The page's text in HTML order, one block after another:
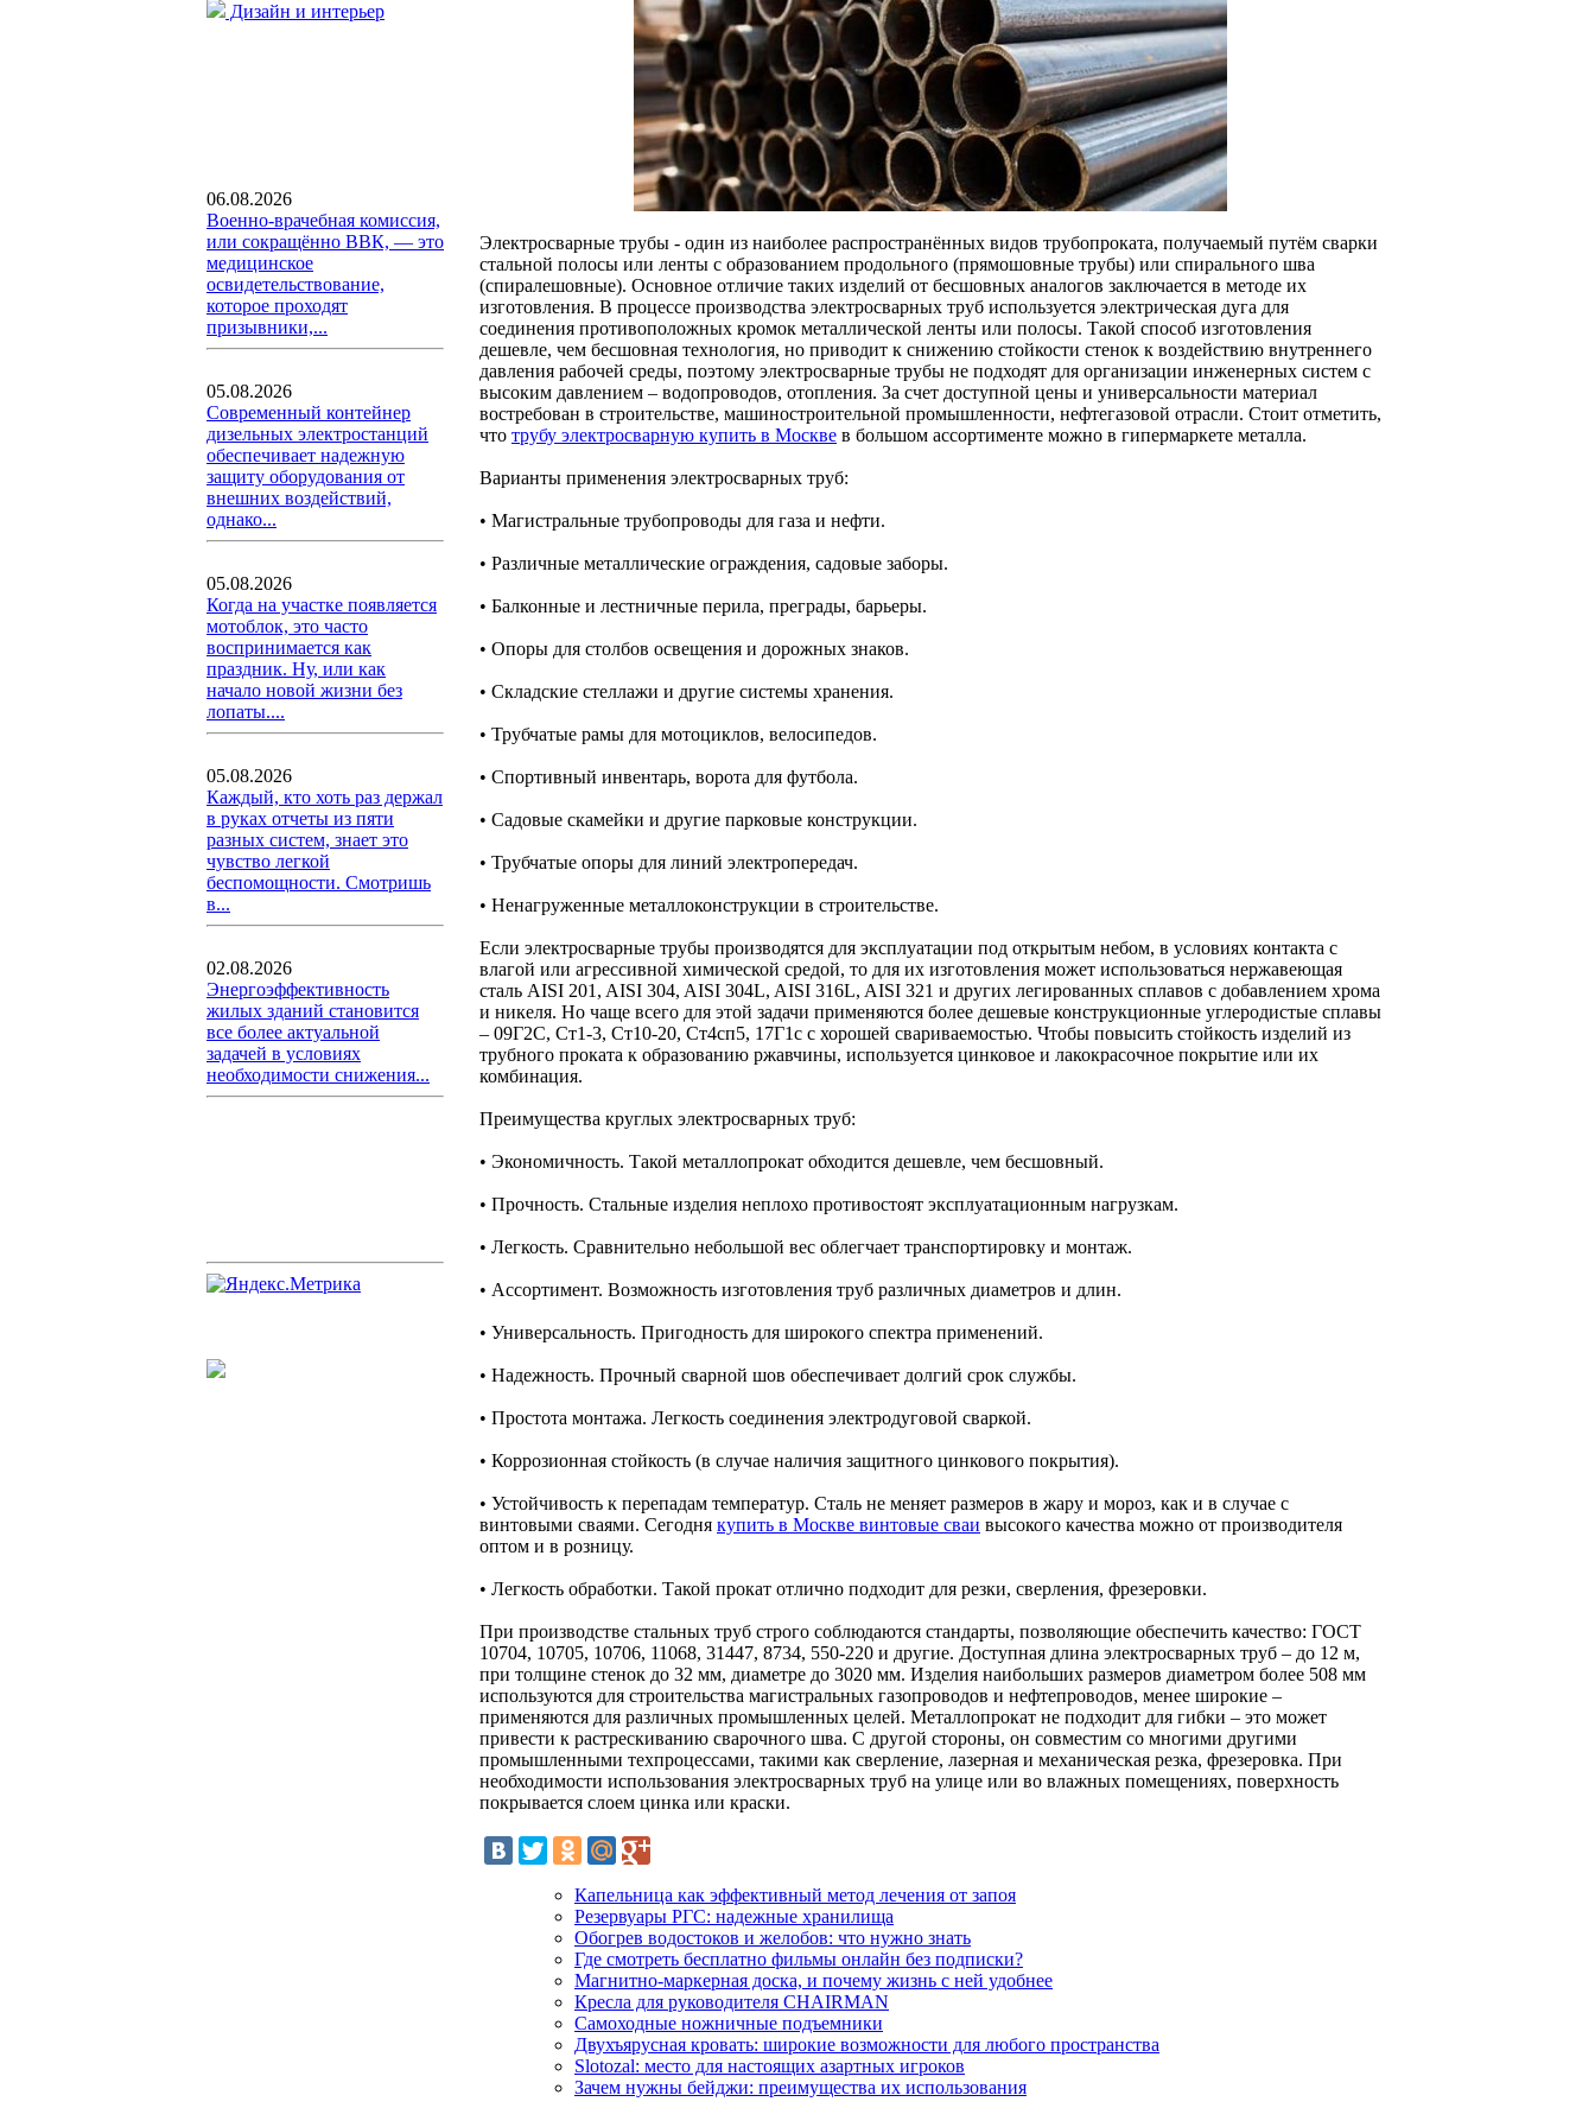
Дизайн и интерьер
06.08.2026
Военно-врачебная комиссия,
или сокращённо ВВК, — это
медицинское
освидетельствование,
которое проходят
призывники,...
05.08.2026
Современный контейнер
дизельных электростанций
обеспечивает надежную
защиту оборудования от
внешних воздействий,
однако...
05.08.2026
Когда на участке появляется
мотоблок, это часто
воспринимается как
праздник. Ну, или как
начало новой жизни без
лопаты....
05.08.2026
Каждый, кто хоть раз держал
в руках отчеты из пяти
разных систем, знает это
чувство легкой
беспомощности. Смотришь
в...
02.08.2026
Энергоэффективность
жилых зданий становится
все более актуальной
задачей в условиях
необходимости снижения...
Электросварные трубы - один из наиболее распространённых видов трубопроката, получаемый путём сварки
стальной полосы или ленты с образованием продольного (прямошовные трубы) или спирального шва
(спиралешовные). Основное отличие таких изделий от бесшовных аналогов заключается в методе их
изготовления. В процессе производства электросварных труб используется электрическая дуга для
соединения противоположных кромок металлической ленты или полосы. Такой способ изготовления
дешевле, чем бесшовная технология, но приводит к снижению стойкости стенок к воздействию внутреннего
давления рабочей среды, поэтому электросварные трубы не подходят для организации инженерных систем с
высоким давлением – водопроводов, отопления. За счет доступной цены и универсальности материал
востребован в строительстве, машиностроительной промышленности, нефтегазовой отрасли. Стоит отметить,
что трубу электросварную купить в Москве в большом ассортименте можно в гипермаркете металла.
Варианты применения электросварных труб:
• Магистральные трубопроводы для газа и нефти.
• Различные металлические ограждения, садовые заборы.
• Балконные и лестничные перила, преграды, барьеры.
• Опоры для столбов освещения и дорожных знаков.
• Складские стеллажи и другие системы хранения.
• Трубчатые рамы для мотоциклов, велосипедов.
• Спортивный инвентарь, ворота для футбола.
• Садовые скамейки и другие парковые конструкции.
• Трубчатые опоры для линий электропередач.
• Ненагруженные металлоконструкции в строительстве.
Если электросварные трубы производятся для эксплуатации под открытым небом, в условиях контакта с
влагой или агрессивной химической средой, то для их изготовления может использоваться нержавеющая
сталь AISI 201, AISI 304, AISI 304L, AISI 316L, AISI 321 и других легированных сплавов с добавлением хрома
и никеля. Но чаще всего для этой задачи применяются более дешевые конструкционные углеродистые сплавы
– 09Г2С, Ст1-3, Ст10-20, Ст4сп5, 17Г1с с хорошей свариваемостью. Чтобы повысить стойкость изделий из
трубного проката к образованию ржавчины, используется цинковое и лакокрасочное покрытие или их
комбинация.
Преимущества круглых электросварных труб:
• Экономичность. Такой металлопрокат обходится дешевле, чем бесшовный.
• Прочность. Стальные изделия неплохо противостоят эксплуатационным нагрузкам.
• Легкость. Сравнительно небольшой вес облегчает транспортировку и монтаж.
• Ассортимент. Возможность изготовления труб различных диаметров и длин.
• Универсальность. Пригодность для широкого спектра применений.
• Надежность. Прочный сварной шов обеспечивает долгий срок службы.
• Простота монтажа. Легкость соединения электродуговой сваркой.
• Коррозионная стойкость (в случае наличия защитного цинкового покрытия).
• Устойчивость к перепадам температур. Сталь не меняет размеров в жару и мороз, как и в случае с
винтовыми сваями. Сегодня купить в Москве винтовые сваи высокого качества можно от производителя
оптом и в розницу.
• Легкость обработки. Такой прокат отлично подходит для резки, сверления, фрезеровки.
При производстве стальных труб строго соблюдаются стандарты, позволяющие обеспечить качество: ГОСТ
10704, 10705, 10706, 11068, 31447, 8734, 550-220 и другие. Доступная длина электросварных труб – до 12 м,
при толщине стенок до 32 мм, диаметре до 3020 мм. Изделия наибольших размеров диаметром более 508 мм
используются для строительства магистральных газопроводов и нефтепроводов, менее широкие –
применяются для различных промышленных целей. Металлопрокат не подходит для гибки – это может
привести к растрескиванию сварочного шва. С другой стороны, он совместим со многими другими
промышленными техпроцессами, такими как сверление, лазерная и механическая резка, фрезеровка. При
необходимости использования электросварных труб на улице или во влажных помещениях, поверхность
покрывается слоем цинка или краски.
Капельница как эффективный метод лечения от запоя
Резервуары РГС: надежные хранилища
Обогрев водостоков и желобов: что нужно знать
Где смотреть бесплатно фильмы онлайн без подписки?
Магнитно-маркерная доска, и почему жизнь с ней удобнее
Кресла для руководителя CHAIRMAN
Самоходные ножничные подъемники
Двухъярусная кровать: широкие возможности для любого пространства
Slotozal: место для настоящих азартных игроков
Зачем нужны бейджи: преимущества их использования